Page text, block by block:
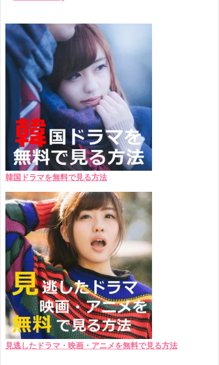
韓国ドラマを無料で見る方法
見逃したドラマ・映画・アニメを無料で見る方法